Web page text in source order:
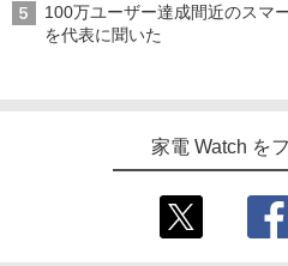
100万ユーザー達成間近のスマ
を代表に聞いた
家電 Watch を